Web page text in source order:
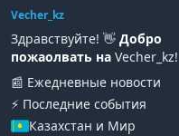
Vecher_kz
Здравствуйте! 👋 Добро
пожаолвать наVecher_kz!
📰 Ежедневные новости
⚡️ Последние события
Казахстан и Мир